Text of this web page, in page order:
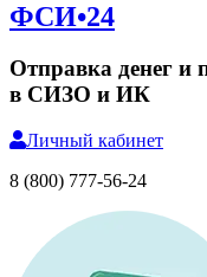
ФСИ•24
Отправка денег и
в СИЗО и ИК
Личный кабинет
8 (800) 777-56-24